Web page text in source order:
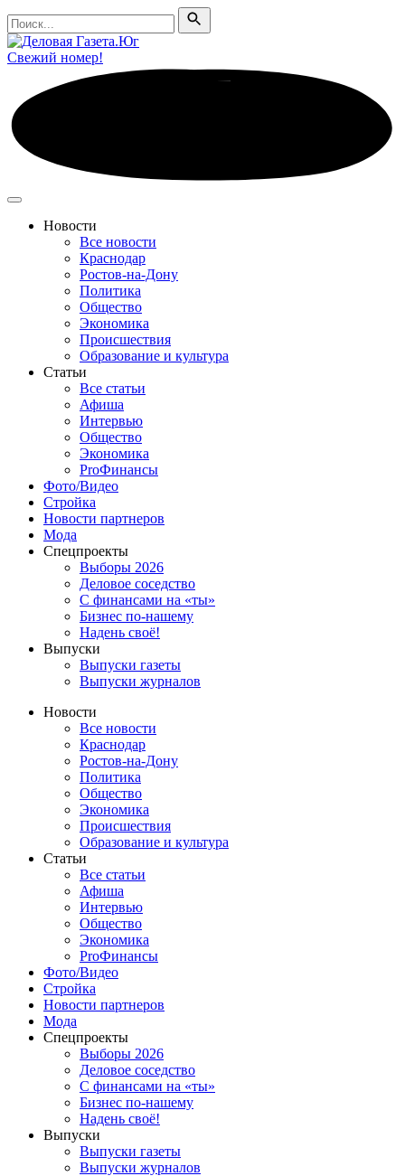
Поиск
Поиск
Свежий номер!
Новости
Все новости
Краснодар
Ростов-на-Дону
Политика
Общество
Экономика
Происшествия
Образование и культура
Статьи
Все статьи
Афиша
Интервью
Общество
Экономика
ProФинансы
Фото/Видео
Стройка
Новости партнеров
Мода
Спецпроекты
Выборы 2026
Деловое соседство
С финансами на «ты»
Бизнес по-нашему
Надень своё!
Выпуски
Выпуски газеты
Выпуски журналов
Новости
Все новости
Краснодар
Ростов-на-Дону
Политика
Общество
Экономика
Происшествия
Образование и культура
Статьи
Все статьи
Афиша
Интервью
Общество
Экономика
ProФинансы
Фото/Видео
Стройка
Новости партнеров
Мода
Спецпроекты
Выборы 2026
Деловое соседство
С финансами на «ты»
Бизнес по-нашему
Надень своё!
Выпуски
Выпуски газеты
Выпуски журналов